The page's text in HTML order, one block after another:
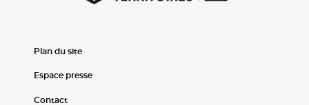
Plan du site
Espace presse
Contact